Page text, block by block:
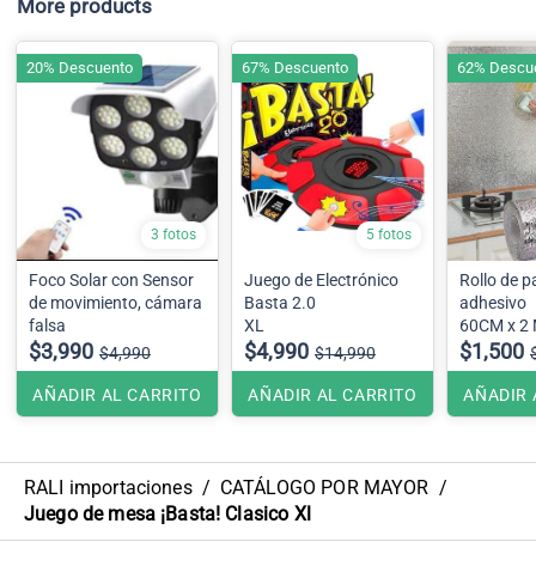
More products
3 fotos
Foco Solar con Sensor
de movimiento, cámara
falsa
$3,990 $4,990
AÑADIR AL CARRITO
20% Descuento
5 fotos
Juego de Electrónico
Basta 2.0
XL
$4,990 $14,990
AÑADIR AL CARRITO
67% Descuento
Rollo de
adhesivo
60CM x 2
$1,500
AÑADIR
62%
RALI importaciones / CATÁLOGO POR MAYOR /
Juego de mesa ¡Basta! Clasico Xl